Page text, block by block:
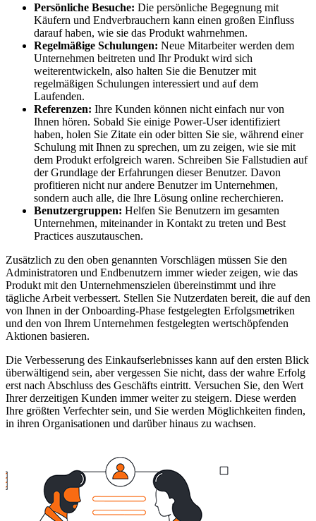
Persönliche Besuche: Die persönliche Begegnung mit
Käufern und Endverbrauchern kann einen großen Einfluss
darauf haben, wie sie das Produkt wahrnehmen.
Regelmäßige Schulungen: Neue Mitarbeiter werden dem
Unternehmen beitreten und Ihr Produkt wird sich
weiterentwickeln, also halten Sie die Benutzer mit
regelmäßigen Schulungen interessiert und auf dem
Laufenden.
Referenzen: Ihre Kunden können nicht einfach nur von
Ihnen hören. Sobald Sie einige Power-User identifiziert
haben, holen Sie Zitate ein oder bitten Sie sie, während einer
Schulung mit Ihnen zu sprechen, um zu zeigen, wie sie mit
dem Produkt erfolgreich waren. Schreiben Sie Fallstudien auf
der Grundlage der Erfahrungen dieser Benutzer. Davon
profitieren nicht nur andere Benutzer im Unternehmen,
sondern auch alle, die Ihre Lösung online recherchieren.
Benutzergruppen: Helfen Sie Benutzern im gesamten
Unternehmen, miteinander in Kontakt zu treten und Best
Practices auszutauschen.
Zusätzlich zu den oben genannten Vorschlägen müssen Sie den
Administratoren und Endbenutzern immer wieder zeigen, wie das
Produkt mit den Unternehmenszielen übereinstimmt und ihre
tägliche Arbeit verbessert. Stellen Sie Nutzerdaten bereit, die auf den
von Ihnen in der Onboarding-Phase festgelegten Erfolgsmetriken
und den von Ihrem Unternehmen festgelegten wertschöpfenden
Aktionen basieren.
Die Verbesserung des Einkaufserlebnisses kann auf den ersten Blick
überwältigend sein, aber vergessen Sie nicht, dass der wahre Erfolg
erst nach Abschluss des Geschäfts eintritt. Versuchen Sie, den Wert
Ihrer derzeitigen Kunden immer weiter zu steigern. Diese werden
Ihre größten Verfechter sein, und Sie werden Möglichkeiten finden,
in ihren Organisationen und darüber hinaus zu wachsen.